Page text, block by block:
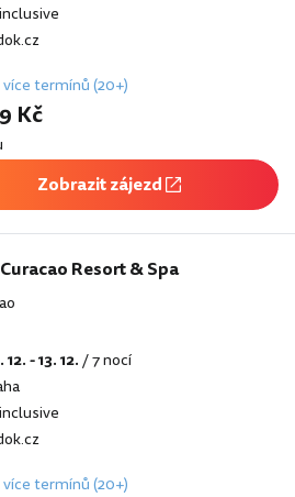
termínů (20+)
Kč
Zobrazit zájezd
Resort & Spa
- 13. 12./ 7 nocí
termínů (20+)